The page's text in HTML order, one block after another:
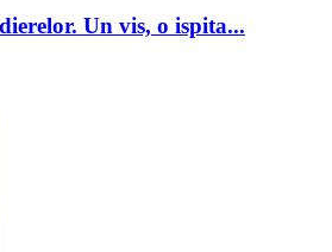
Un vis, o ispita...